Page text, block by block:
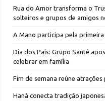
Rua do Amor transforma o
solteiros e grupos de amigos
A Mano participa pela
Dia dos Pais: Grupo Santé
celebrar em família
Fim de semana reúne
Haná conecta tradição